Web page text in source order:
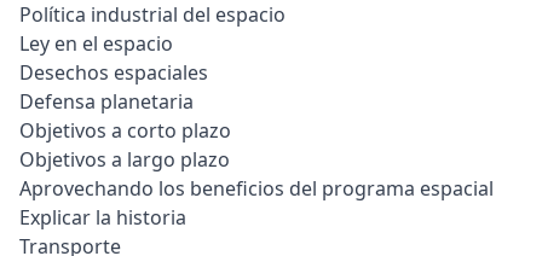
Política industrial del espacio
Ley en el espacio
Desechos espaciales
Defensa planetaria
Objetivos a corto plazo
Objetivos a largo plazo
Aprovechando los beneficios del programa espacial
Explicar la historia
Transporte